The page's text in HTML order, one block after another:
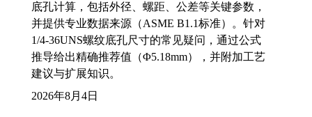
底孔计算，包括外径、螺距、公差等关键参数，
并提供专业数据来源（ASME B1.1标准）。针对
1/4-36UNS螺纹底孔尺寸的常见疑问，通过公式
推导给出精确推荐值（Φ5.18mm），并附加工艺
建议与扩展知识。
2026年8月4日